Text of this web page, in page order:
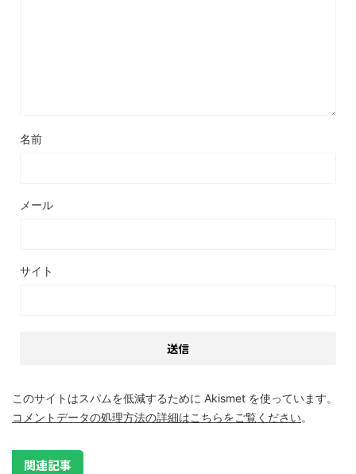
名前
メール
サイト
このサイトはスパムを低減するために Akismet を使っています。
コメントデータの処理方法の詳細はこちらをご覧ください。
関連記事